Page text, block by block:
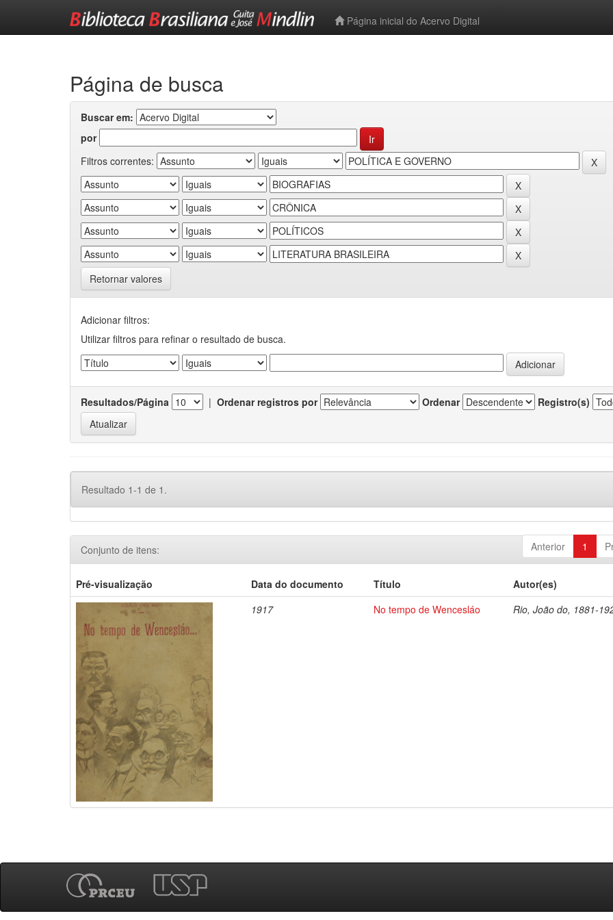
Página inicial do Acervo Digital
Página de busca
Buscar em:
por
Filtros correntes:
Retornar valores
Adicionar filtros:
Utilizar filtros para refinar o resultado de busca.
Resultados/Página | Ordenar registros por Ordenar Registro(s)
Resultado 1-1 de 1.
Anterior 1
Conjunto de itens:
Pré-visualização Data do documento Título
Autor(es)
1917
No tempo de Wencesláo Rio, João do, 1881-